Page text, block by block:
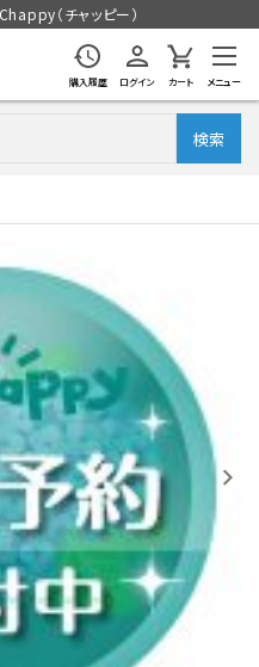
（チャッピー）
購入履歴 ログイン カート メニュー
検索
ック